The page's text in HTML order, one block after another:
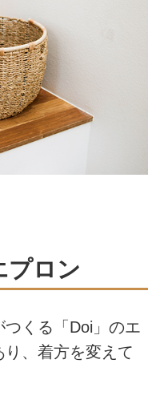
プロン
くる「Doi」のエ
、着方を変えて